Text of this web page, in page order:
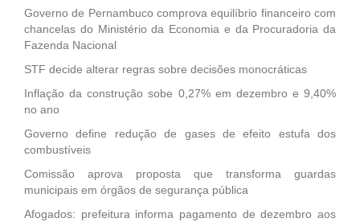
Governo de Pernambuco comprova equilíbrio financeiro com
chancelas do Ministério da Economia e da Procuradoria da
Fazenda Nacional
STF decide alterar regras sobre decisões monocráticas
Inflação da construção sobe 0,27% em dezembro e 9,40%
no ano
Governo define redução de gases de efeito estufa dos
combustíveis
Comissão aprova proposta que transforma guardas
municipais em órgãos de segurança pública
Afogados: prefeitura informa pagamento de dezembro aos